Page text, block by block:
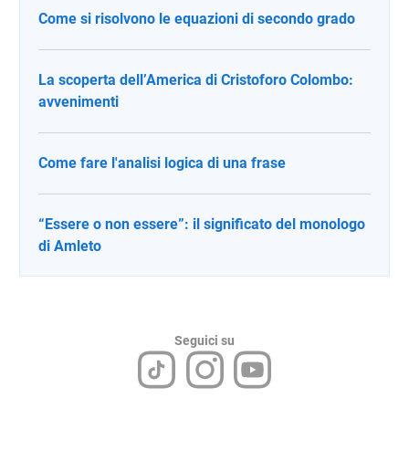
Come si risolvono le equazioni di secondo grado
La scoperta dell’America di Cristoforo Colombo:
avvenimenti
Come fare l'analisi logica di una frase
“Essere o non essere”: il significato del monologo
di Amleto
Seguici su